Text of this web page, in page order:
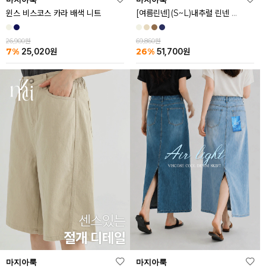
윈스 비스코스 카라 배색 니트
26,900원
7% 25,020원
[여름린넨](S~L)내추럴 린넨 와이드 밴딩 팬츠
69,860원
26% 51,700원
마지아룩 마지아룩